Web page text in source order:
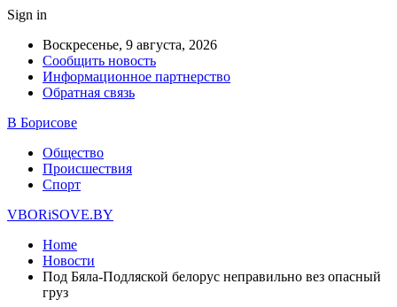
Sign in
Воскресенье, 9 августа, 2026
Сообщить новость
Информационное партнерство
Обратная связь
В Борисове
Общество
Происшествия
Спорт
VBORiSOVE.BY
Home
Новости
Под Бяла-Подляской белорус неправильно вез опасный
груз